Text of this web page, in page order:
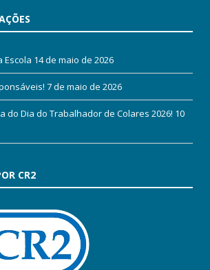
Escola 14 de maio de 2026
7 de maio de 2026
do Dia do Trabalhador de Colares 2026! 10
CR2